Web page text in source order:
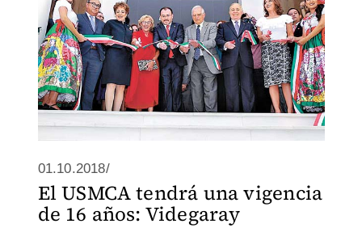
01.10.2018/
El USMCA tendrá una vigencia
de 16 años: Videgaray